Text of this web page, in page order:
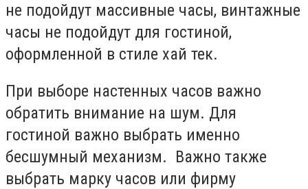
не подойдут массивные часы, винтажные
часы не подойдут для гостиной,
оформленной в стиле хай тек.
При выборе настенных часов важно
обратить внимание на шум. Для
гостиной важно выбрать именно
бесшумный механизм. Важно также
выбрать марку часов или фирму